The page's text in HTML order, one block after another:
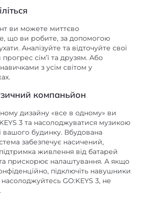
ви можете миттєво
що ви робите, за допомогою
Аналізуйте та відточуйте свої
прогрес сім’ї та друзям. Або
з усім світом у
компаньйон
дизайну «все в одному» ви
3 та насолоджуватися музикою
вашого будинку. Вбудована
забезпечує насичений,
живлення від батарей
прискорює налаштування. А якщо
підключіть навушники
GO:KEYS 3, не